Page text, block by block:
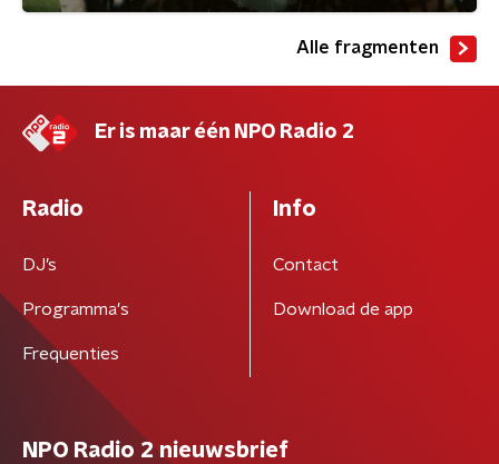
Alle fragmenten
Er is maar één NPO Radio 2
Radio
DJ’s
Programma's
Frequenties
Info
Contact
Download de app
NPO Radio 2 nieuwsbrief